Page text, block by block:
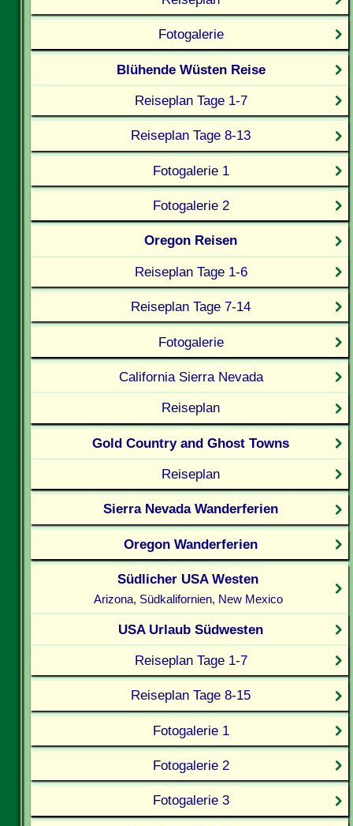
Fotogalerie
Blühende Wüsten Reise
Reiseplan Tage 1-7
Reiseplan Tage 8-13
Fotogalerie 1
Fotogalerie 2
Oregon Reisen
Reiseplan Tage 1-6
Reiseplan Tage 7-14
Fotogalerie
California Sierra Nevada
Reiseplan
Gold Country and Ghost Towns
Reiseplan
Sierra Nevada Wanderferien
Oregon Wanderferien
Südlicher USA Westen
Arizona, Südkalifornien, New Mexico
USA Urlaub Südwesten
Reiseplan Tage 1-7
Reiseplan Tage 8-15
Fotogalerie 1
Fotogalerie 2
Fotogalerie 3